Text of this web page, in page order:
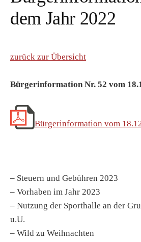
dem Jahr 2022
zurück zur Übersicht
Bürgerinformation Nr. 52 vom
Bürgerinformation vom
– Steuern und Gebühren 2023
– Vorhaben im Jahr 2023
– Nutzung der Sporthalle an der
u.U.
– Wild zu Weihnachten